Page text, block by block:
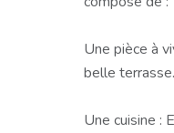
Une pièce à
belle terrasse.
Une cuisine :